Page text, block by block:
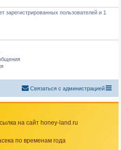
пользователей и 1
Связаться с администрацией
на сайт honey-land.ru
по временам года